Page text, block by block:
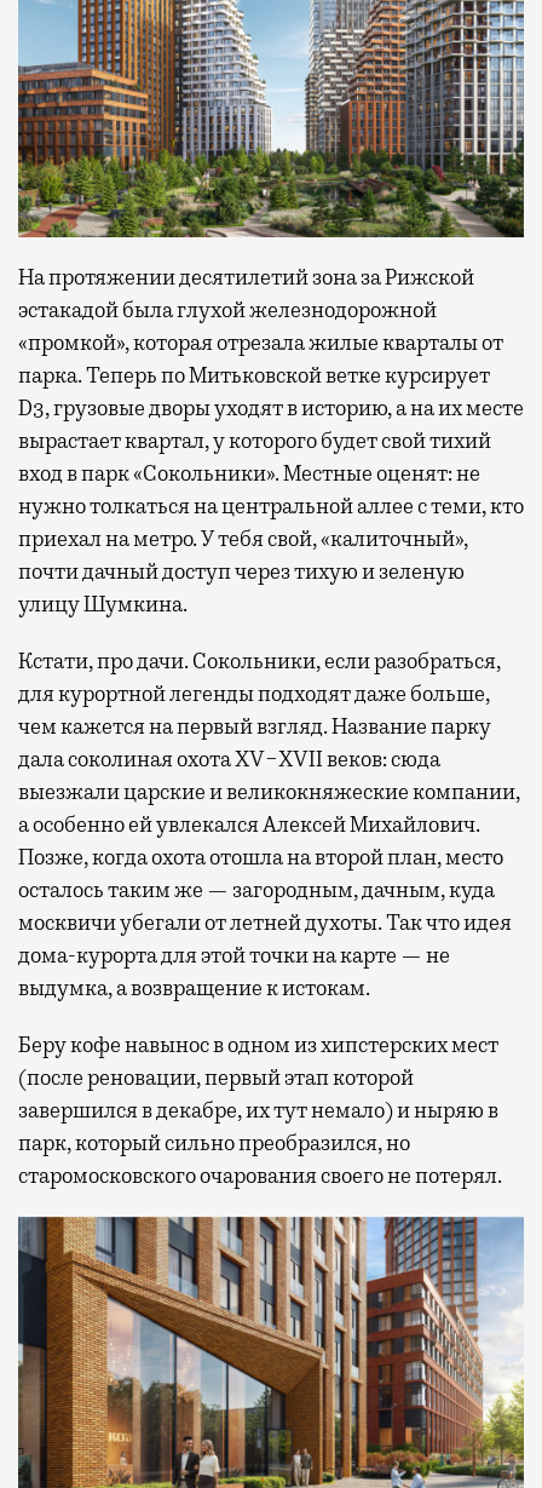
На протяжении десятилетий зона за Рижской
эстакадой была глухой железнодорожной
«промкой», которая отрезала жилые кварталы от
парка. Теперь по Митьковской ветке курсирует
D3, грузовые дворы уходят в историю, а на их месте
вырастает квартал, у которого будет свой тихий
вход в парк «Сокольники». Местные оценят: не
нужно толкаться на центральной аллее с теми, кто
приехал на метро. У тебя свой, «калиточный»,
почти дачный доступ через тихую и зеленую
улицу Шумкина.
Кстати, про дачи. Сокольники, если разобраться,
для курортной легенды подходят даже больше,
чем кажется на первый взгляд. Название парку
дала соколиная охота XV−XVII веков: сюда
выезжали царские и великокняжеские компании,
а особенно ей увлекался Алексей Михайлович.
Позже, когда охота отошла на второй план, место
осталось таким же — загородным, дачным, куда
москвичи убегали от летней духоты. Так что идея
дома-курорта для этой точки на карте — не
выдумка, а возвращение к истокам.
Беру кофе навынос в одном из хипстерских мест
(после реновации, первый этап которой
завершился в декабре, их тут немало) и ныряю в
парк, который сильно преобразился, но
старомосковского очарования своего не потерял.